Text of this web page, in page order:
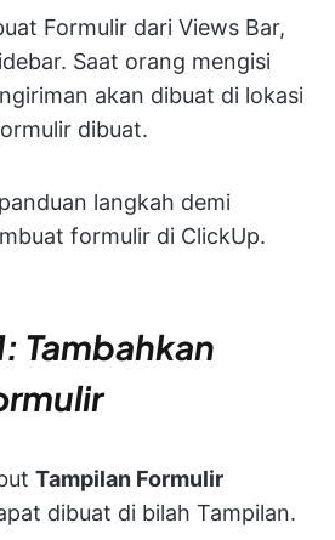
Formulir dari Views Bar,
Saat orang mengisi
akan dibuat di lokasi
dibuat.
langkah demi
formulir di ClickUp.
Tambahkan
Tampilan Formulir
dibuat di bilah Tampilan.